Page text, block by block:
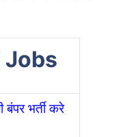
Jobs
भर्ती करे